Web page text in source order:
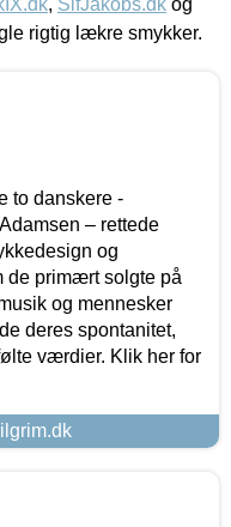
rigtig lækre smykker.
to danskere -
– rettede
og
de primært solgte på
og mennesker
deres spontanitet,
værdier. Klik her for